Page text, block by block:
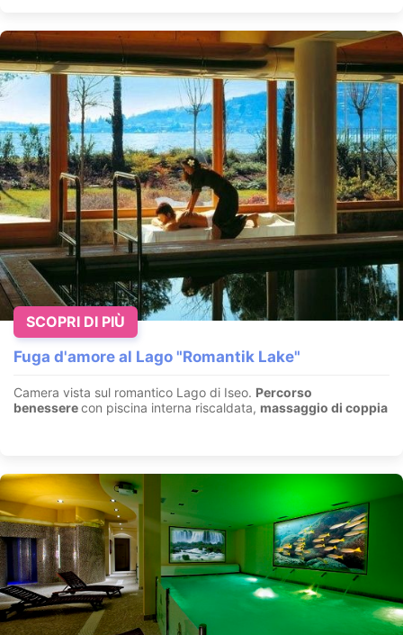
Fuga d'amore al Lago "Romantik Lake"
Camera vista sul romantico Lago di Iseo. Percorso
benesserecon piscina interna riscaldata, massaggio di coppia
SCOPRI DI PIÙ